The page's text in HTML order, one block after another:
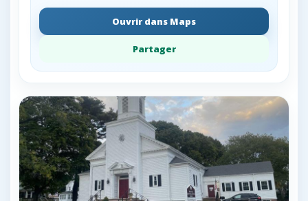
Ouvrir dans Maps
Partager